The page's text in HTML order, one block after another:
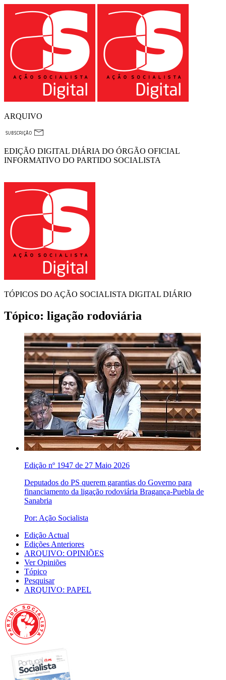
ARQUIVO
EDIÇÃO DIGITAL DIÁRIA DO ÓRGÃO OFICIAL
INFORMATIVO DO PARTIDO SOCIALISTA
TÓPICOS DO AÇÃO SOCIALISTA DIGITAL DIÁRIO
Tópico: ligação rodoviária
Edição nº 1947 de 27 Maio 2026
Deputados do PS querem garantias do Governo para
financiamento da ligação rodoviária Bragança-Puebla de
Sanabria
Por: Ação Socialista
Edição Actual
Edições Anteriores
ARQUIVO: OPINIÕES
Ver Opiniões
Tópico
Pesquisar
ARQUIVO: PAPEL